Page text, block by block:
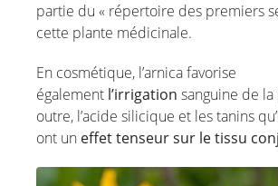
partie du « répertoire des premiers
cette plante médicinale.
En cosmétique, l’arnica favorise
également l’irrigation sanguine de la
outre, l’acide silicique et les tanins
ont un effet tenseur sur le tissu